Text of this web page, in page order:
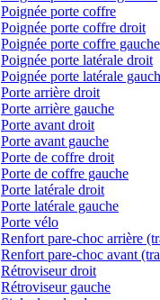
Poignée porte coffre
Poignée porte coffre droit
Poignée porte coffre gauche
Poignée porte latérale droit
Poignée porte latérale
Porte arrière droit
Porte arrière gauche
Porte avant droit
Porte avant gauche
Porte de coffre droit
Porte de coffre gauche
Porte latérale droit
Porte latérale gauche
Porte vélo
Renfort pare-choc arrière
Renfort pare-choc avant
Rétroviseur droit
Rétroviseur gauche